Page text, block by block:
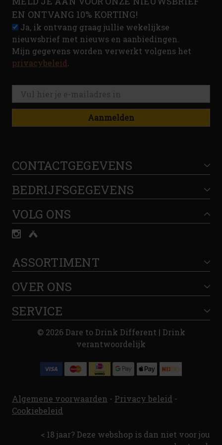
EN ONTVANG 10% KORTING!
Ja, ik ontvang graag jullie wekelijkse
nieuwsbrief met nieuws en aanbiedingen.
Mijn gegevens worden verwerkt volgens het
privacybeleid
Aanmelden
CONTACTGEGEVENS
BEDRIJFSGEGEVENS
VOLG ONS
ASSORTIMENT
OVER ONS
SERVICE
© 2026 Dare to Drink Different | Drink
verantwoordelijk
Algemene voorwaarden - Privacy beleid -
Cookiebeleid
< 18 jaar? Deze webshop is dan niet voor jou